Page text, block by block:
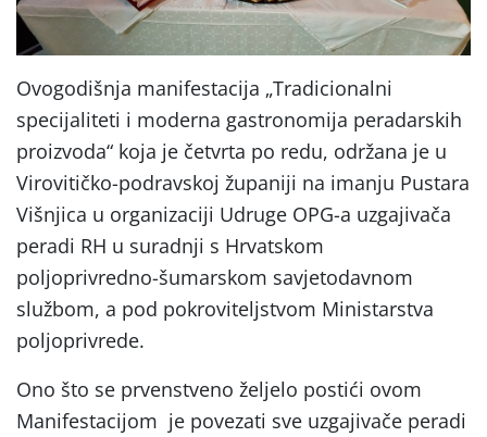
Ovogodišnja manifestacija „Tradicionalni
specijaliteti i moderna gastronomija peradarskih
proizvoda“ koja je četvrta po redu, održana je u
Virovitičko-podravskoj županiji na imanju Pustara
Višnjica u organizaciji Udruge OPG-a uzgajivača
peradi RH u suradnji s Hrvatskom
poljoprivredno-šumarskom savjetodavnom
službom, a pod pokroviteljstvom Ministarstva
poljoprivrede.
Ono što se prvenstveno željelo postići ovom
Manifestacijom je povezati sve uzgajivače peradi